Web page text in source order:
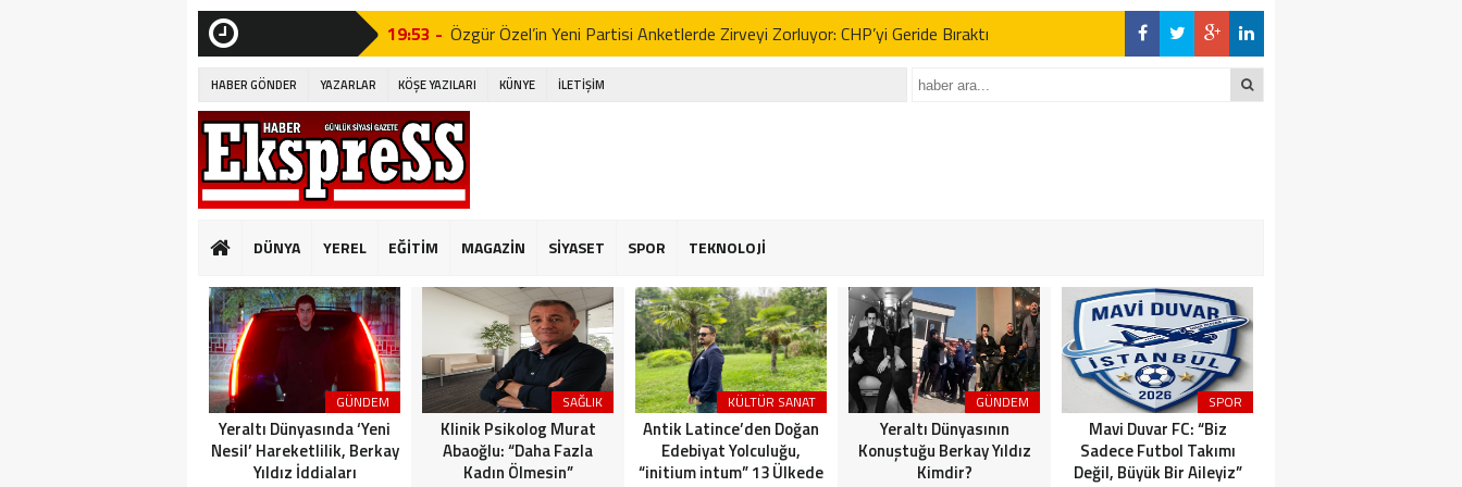
19:53 - Özgür Özel’in Yeni Partisi Anketlerde Zirveyi Zorluyor: CHP’yi Geride Bıraktı
19:51 - Fatih Erbakan’dan İttifak Açıklaması: “Seçimlere Tek Başına Girmeliyiz”
19:49 - CHP’de Yeni Parti Tartışmaları ve Sinem Dedetaş’ın Kararı: Gürsel Tekin’den Açıklamalar
09:33 - PINARTEPE’DE İMAR ADALETSİZLİĞİ: BİR YANDA ÇATI HAVUZLARI, DİĞER YANDA
GÜVENLİ KONUT BEKLEYEN HALK!
Edildi!”
19:53 - Özgür Özel’in Yeni Partisi Anketlerde Zirveyi Zorluyor: CHP’yi Geride Bıraktı
19:51 -
Fatih Erbakan’dan İttifak Açıklaması: “Seçimlere Tek Başına Girmeliyiz”
19:49 - CHP’de Yeni Parti Tartışmaları ve Sinem Dedetaş’ın Kararı: Gürsel Tekin’den Açıklamalar
HABER GÖNDER YAZARLAR KÖŞE YAZILARI KÜNYE İLETİŞİM
DÜNYA YEREL EĞİTİM MAGAZİN SİYASET SPOR TEKNOLOJİ
GÜNDEM
Yeraltı Dünyasında ‘Yeni
Nesil’ Hareketlilik, Berkay
Yıldız İddiaları
SAĞLIK
Klinik Psikolog Murat
Abaoğlu: “Daha Fazla
Kadın Ölmesin”
KÜLTÜR SANAT
Antik Latince’den Doğan
Edebiyat Yolculuğu,
“initium intum” 13 Ülkede
GÜNDEM
Yeraltı Dünyasının
Konuştuğu Berkay Yıldız
Kimdir?
SPOR
Mavi Duvar FC: “Biz
Sadece Futbol Takımı
Değil, Büyük Bir Aileyiz”